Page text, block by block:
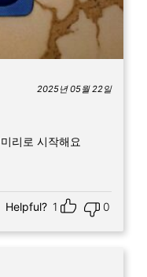
2025년 05월 22일
리로 시작해요
Helpful? 1 0